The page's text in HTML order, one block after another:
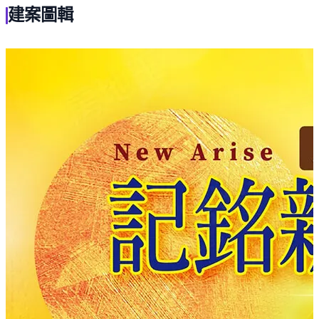
未來價值可期，入主就是現在
地點：員林市新生路201號旁
建築：地上12層、地下2層,44戶電梯大樓，一樓共４戶、
房型：2-3房實用格局，雙面採光佳
交通：步行可達員林火車站、轉運站、員基生活圈及站前
規劃：平面車位並預留充電樁管線
配備：TOTO衛浴 × 全戶濾水器 × 隔音磚×鵝牌氣密窗，打
造舒適質感日常。
建案圖輯